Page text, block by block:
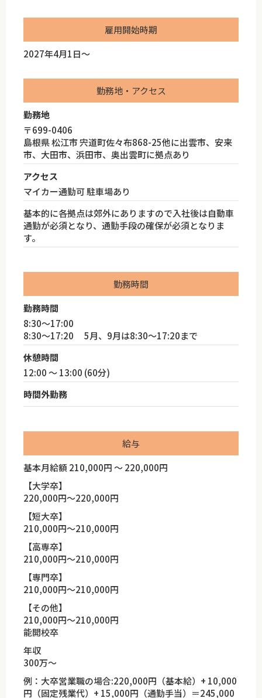
雇用開始時期
2027年4月1日～
勤務地・アクセス
勤務地
〒699-0406
島根県 松江市 宍道町佐々布868-25他に出雲市、安来
市、大田市、浜田市、奥出雲町に拠点あり
アクセス
マイカー通勤可 駐車場あり
基本的に各拠点は郊外にありますので入社後は自動車
通勤が必須となり、通勤手段の確保が必須となりま
す。
勤務時間
勤務時間
8:30～17:00
8:30～17:20 5月、9月は8:30～17:20まで
休憩時間
12:00 ～ 13:00 (60分)
時間外勤務
給与
基本月給額 210,000円 ～ 220,000円
【大学卒】
220,000円～220,000円
【短大卒】
210,000円～210,000円
【高専卒】
210,000円～210,000円
【専門卒】
210,000円～210,000円
【その他】
210,000円～210,000円
能開校卒
年収
300万～
例：大卒営業職の場合:220,000円（基本給）+ 10,000
円（固定残業代）+ 15,000円（通勤手当）＝245,000